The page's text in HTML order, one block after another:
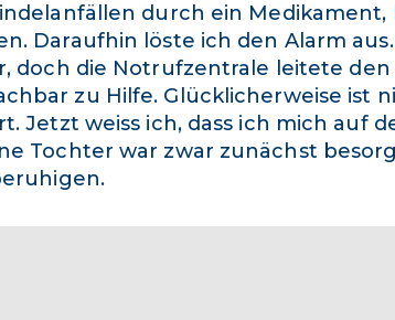
durch ein Medikament,
Daraufhin löste ich den Alarm
doch die Notrufzentrale leitete den
zu Hilfe. Glücklicherweise ist
Jetzt weiss ich, dass ich mich auf
Tochter war zwar zunächst